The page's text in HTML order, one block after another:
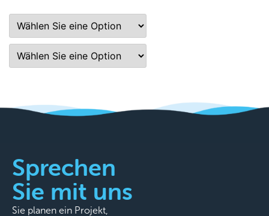
Sprechen
Sie mit uns
Sie planen ein Projekt,